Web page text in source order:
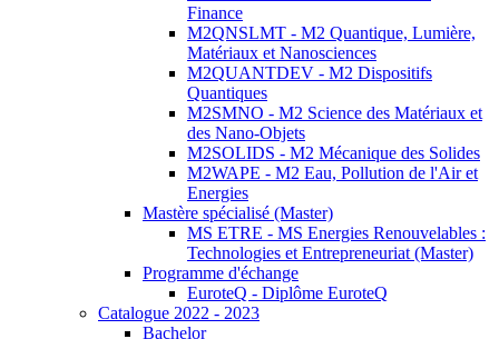
Finance
M2QNSLMT - M2 Quantique, Lumière,
Matériaux et Nanosciences
M2QUANTDEV - M2 Dispositifs
Quantiques
M2SMNO - M2 Science des Matériaux et
des Nano-Objets
M2SOLIDS - M2 Mécanique des Solides
M2WAPE - M2 Eau, Pollution de l'Air et
Energies
Mastère spécialisé (Master)
MS ETRE - MS Energies Renouvelables :
Technologies et Entrepreneuriat (Master)
Programme d'échange
EuroteQ - Diplôme EuroteQ
Catalogue 2022 - 2023
Bachelor